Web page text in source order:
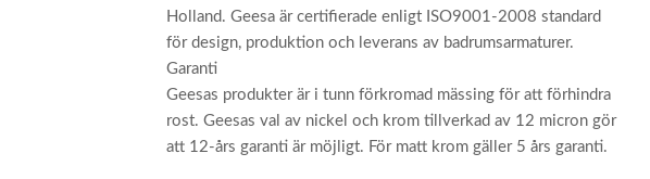
Holland. Geesa är certifierade enligt ISO9001-2008 standard
för design, produktion och leverans av badrumsarmaturer.
Garanti
Geesas produkter är i tunn förkromad mässing för att förhindra
rost. Geesas val av nickel och krom tillverkad av 12 micron gör
att 12-års garanti är möjligt. För matt krom gäller 5 års garanti.